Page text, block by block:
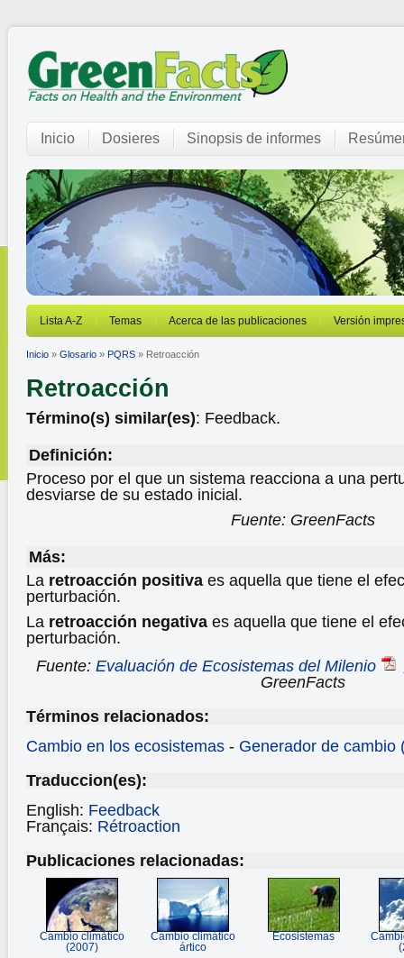
Inicio Dosieres Sinopsis de informes
Lista A-Z Temas Acerca de las publicaciones Versión
Inicio » Glosario » PQRS » Retroacción
Retroacción
Término(s) similar(es): Feedback.
Definición:
Proceso por el que un sistema reacciona a una
desviarse de su estado inicial.
Fuente: GreenFacts
Más:
La retroacción positiva es aquella que tiene el
perturbación.
La retroacción negativa es aquella que tiene el
perturbación.
Fuente: Evaluación de Ecosistemas del Milenio
GreenFacts
Términos relacionados:
Cambio en los ecosistemas - Generador de cambio
Traduccion(es):
English: Feedback
Français: Rétroaction
Publicaciones relacionadas:
Cambio climático
(2007)
Cambio climático
ártico
Ecosistemas